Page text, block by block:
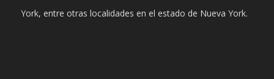
York, entre otras localidades en el estado de Nueva York.